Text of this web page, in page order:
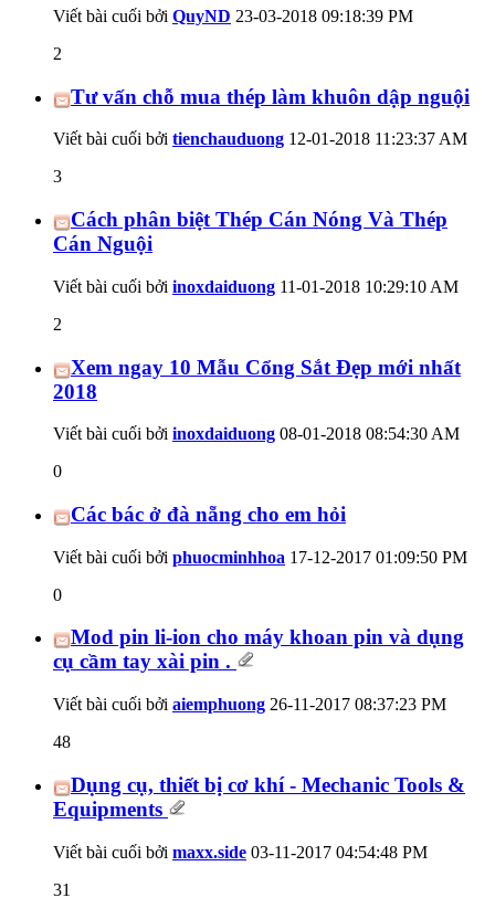
Viết bài cuối bởi QuyND 23-03-2018 09:18:39 PM
2
Tư vấn chỗ mua thép làm khuôn dập nguội
Viết bài cuối bởi tienchauduong 12-01-2018 11:23:37 AM
3
Cách phân biệt Thép Cán Nóng Và Thép
Cán Nguội
Viết bài cuối bởi inoxdaiduong 11-01-2018 10:29:10 AM
2
Xem ngay 10 Mẫu Cổng Sắt Đẹp mới nhất
2018
Viết bài cuối bởi inoxdaiduong 08-01-2018 08:54:30 AM
0
Các bác ở đà nẵng cho em hỏi
Viết bài cuối bởi phuocminhhoa 17-12-2017 01:09:50 PM
0
Mod pin li-ion cho máy khoan pin và dụng
cụ cầm tay xài pin .
Viết bài cuối bởi aiemphuong 26-11-2017 08:37:23 PM
48
Dụng cụ, thiết bị cơ khí - Mechanic Tools &
Equipments
Viết bài cuối bởi maxx.side 03-11-2017 04:54:48 PM
31